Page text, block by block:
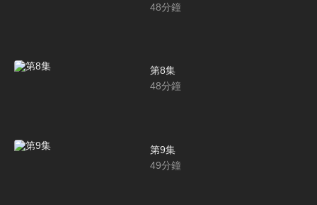
48分鐘
第8集
48分鐘
第9集
49分鐘